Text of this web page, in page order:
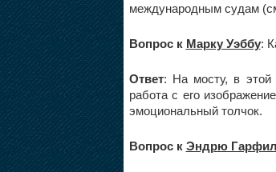
международным судам
Вопрос к Марку Уэббу:
Ответ: На мосту, в этой
работа с его
эмоциональный толчок.
Вопрос к Эндрю